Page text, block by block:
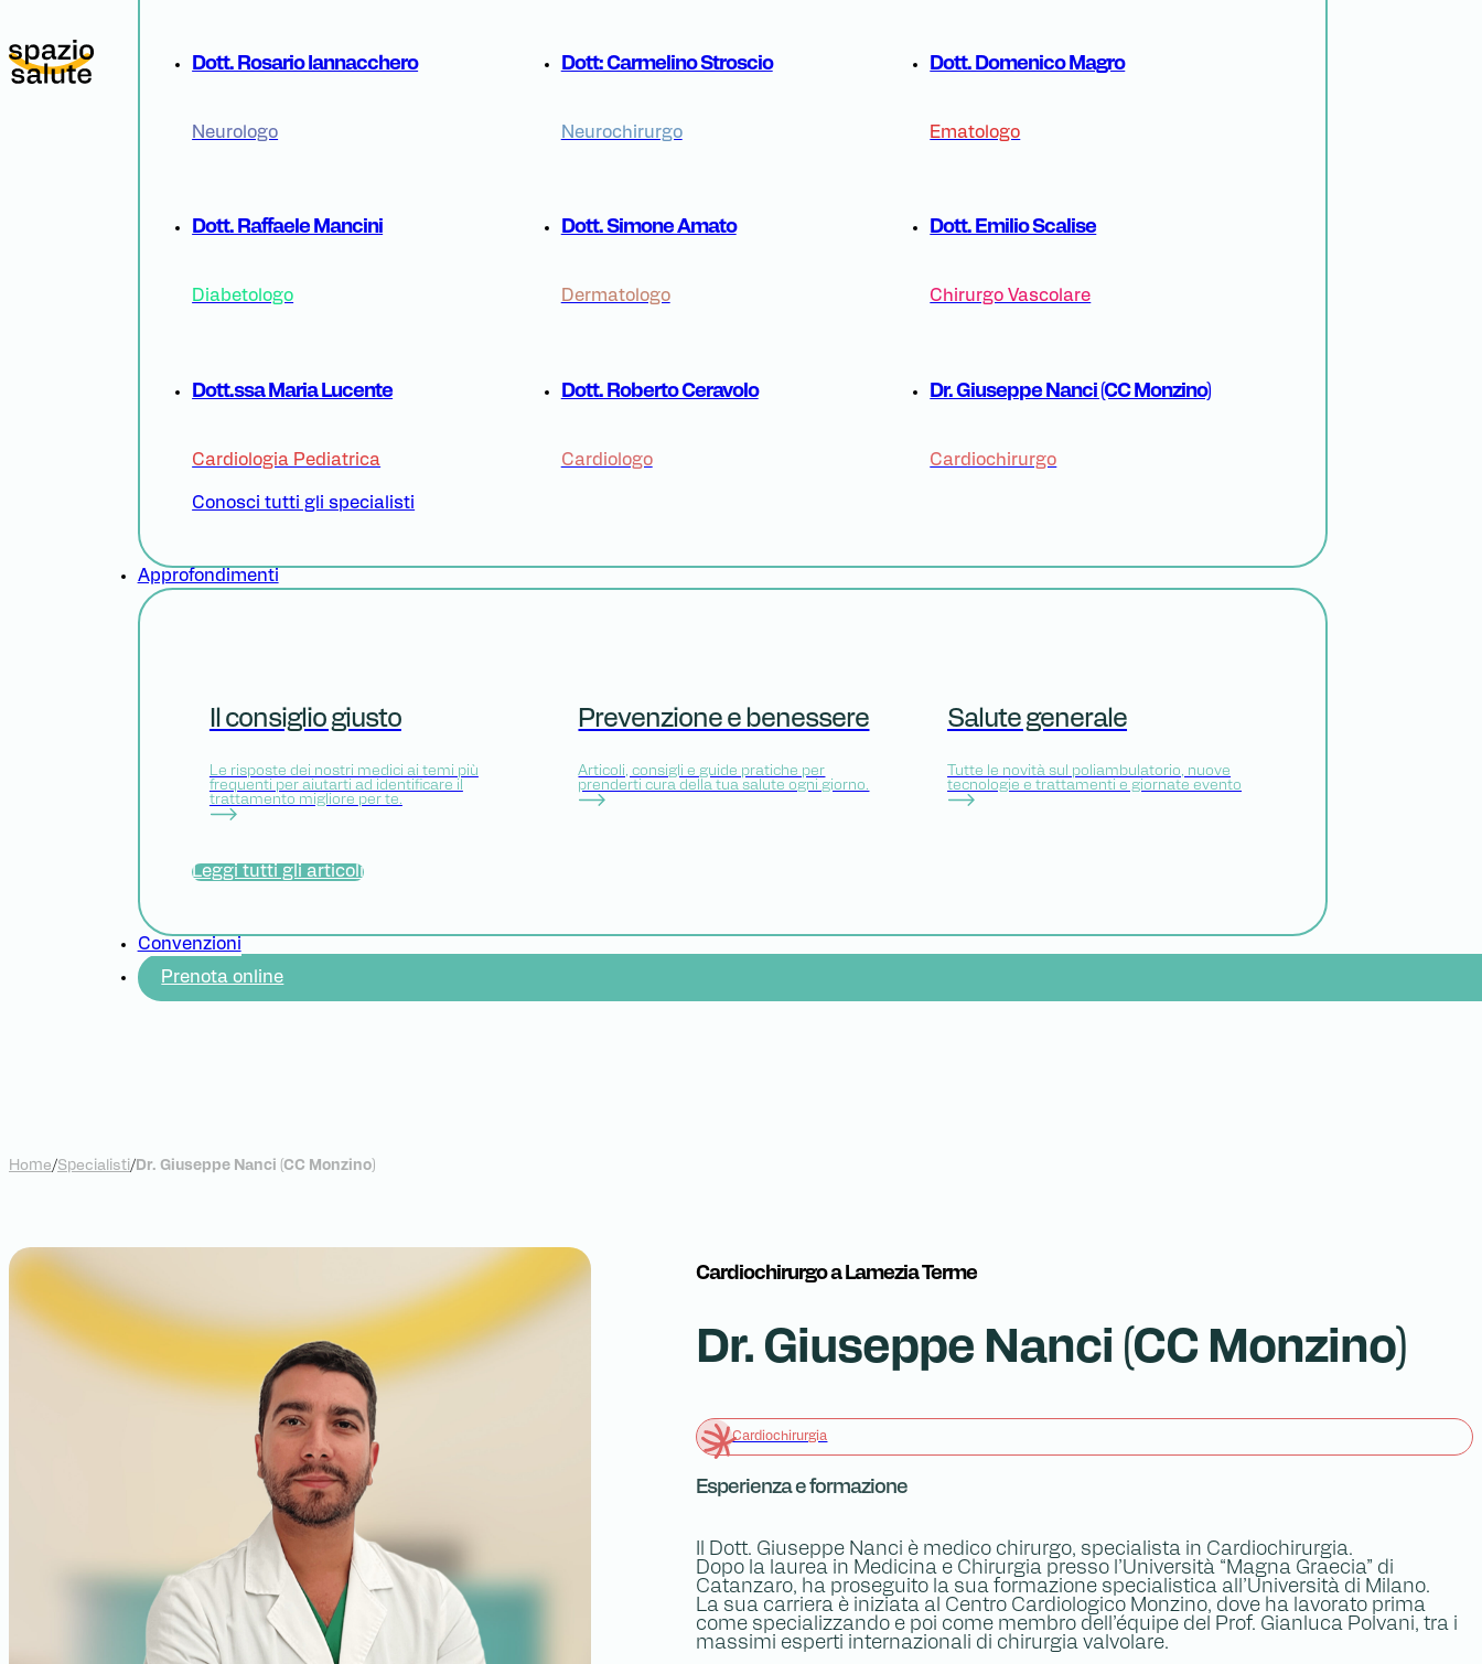
Dott. Rosario Iannacchero
Neurologo
Dott: Carmelino Stroscio
Neurochirurgo
Dott. Domenico Magro
Ematologo
Dott. Raffaele Mancini
Diabetologo
Dott. Simone Amato
Dermatologo
Dott. Emilio Scalise
Chirurgo Vascolare
Dott.ssa Maria Lucente
Cardiologia Pediatrica
Dott. Roberto Ceravolo
Cardiologo
Dr. Giuseppe Nanci (CC Monzino)
Cardiochirurgo
Conosci tutti gli specialisti
Approfondimenti
Il consiglio giusto
Le risposte dei nostri medici ai temi più
frequenti per aiutarti ad identificare il
trattamento migliore per te.
Prevenzione e benessere
Articoli, consigli e guide pratiche per
prenderti cura della tua salute ogni giorno.
Salute generale
Tutte le novità sul poliambulatorio, nuove
tecnologie e trattamenti e giornate evento
Leggi tutti gli articoli
Convenzioni
Prenota online
Home/Specialisti / Dr. Giuseppe Nanci (CC Monzino)
Cardiochirurgo a Lamezia Terme
Dr. Giuseppe Nanci (CC Monzino)
Cardiochirurgia
Esperienza e formazione
Il Dott. Giuseppe Nanci è medico chirurgo, specialista in Cardiochirurgia.
Dopo la laurea in Medicina e Chirurgia presso l’Università “Magna Graecia” di
Catanzaro, ha proseguito la sua formazione specialistica all’Università di Milano.
La sua carriera è iniziata al Centro Cardiologico Monzino, dove ha lavorato prima
come specializzando e poi come membro dell’équipe del Prof. Gianluca Polvani, tra i
massimi esperti internazionali di chirurgia valvolare.